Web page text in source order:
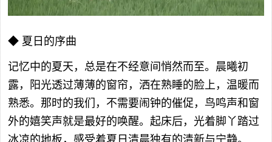
◆ 夏日的序曲
记忆中的夏天，总是在不经意间悄然而至。晨曦初
露，阳光透过薄薄的窗帘，洒在熟睡的脸上，温暖而
熟悉。那时的我们，不需要闹钟的催促，鸟鸣声和窗
外的嬉笑声就是最好的唤醒。起床后，光着脚丫踏过